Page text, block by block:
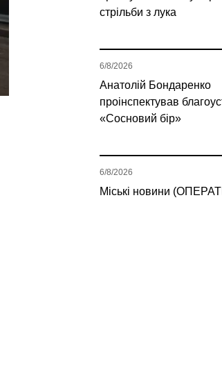
стрільби з лука
Анатолій Бондаренко
проінспектував
«Сосновий бір»
6/8/2026
Міські новини
6/8/2026